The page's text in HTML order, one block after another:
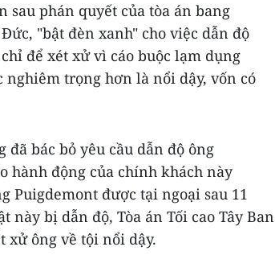
phán quyết của tòa án bang
"bật đèn xanh" cho việc dẫn độ
để xét xử vì cáo buộc lạm dụng
nghiêm trọng hơn là nổi dậy, vốn có
bác bỏ yêu cầu dẫn độ ông
hành động của chính khách này
Puigdemont được tại ngoại sau 11
bị dẫn độ, Tòa án Tối cao Tây Ban
xử ông về tội nổi dậy.